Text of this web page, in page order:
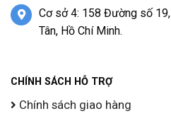
Cơ sở 4: 158 Đường số
Tân, Hồ Chí Minh.
CHÍNH SÁCH HỖ TRỢ
Chính sách giao hàng